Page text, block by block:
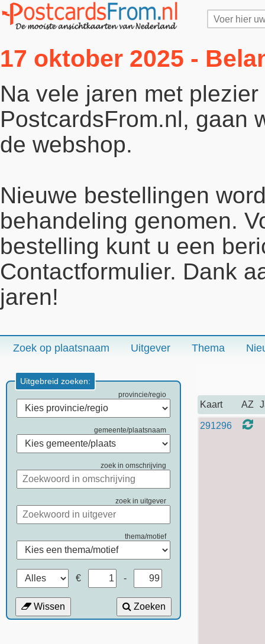
17 oktober 2025 -
Na vele jaren met
PostcardsFrom.nl, gaan
de webshop.
Nieuwe bestellingen
behandeling genomen.
bestelling kunt u een
Contactformulier. Dank
jaren!
Zoek op plaatsnaam Uitgever Thema
Uitgebreid zoeken:
provincie/regio
gemeente/plaatsnaam
zoek in omschrijving
zoek in uitgever
thema/motief
€ -
Wissen Zoeken
Kaart AZ
291296